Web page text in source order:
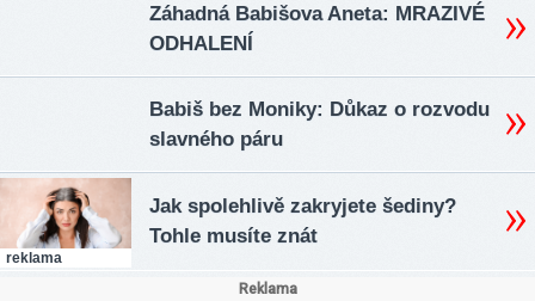
Záhadná Babišova Aneta: MRAZIVÉ
ODHALENÍ
Babiš bez Moniky: Důkaz o rozvodu
slavného páru
reklama
Jak spolehlivě zakryjete šediny?
Tohle musíte znát